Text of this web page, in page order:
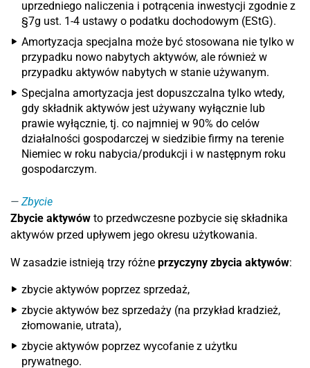
uprzedniego naliczenia i potrącenia inwestycji zgodnie z
§7g ust. 1-4 ustawy o podatku dochodowym (EStG).
Amortyzacja specjalna może być stosowana nie tylko w
przypadku nowo nabytych aktywów, ale również w
przypadku aktywów nabytych w stanie używanym.
Specjalna amortyzacja jest dopuszczalna tylko wtedy,
gdy składnik aktywów jest używany wyłącznie lub
prawie wyłącznie, tj. co najmniej w 90% do celów
działalności gospodarczej w siedzibie firmy na terenie
Niemiec w roku nabycia/produkcji i w następnym roku
gospodarczym.
Zbycie
Zbycie aktywów to przedwczesne pozbycie się składnika
aktywów przed upływem jego okresu użytkowania.
W zasadzie istnieją trzy różne przyczyny zbycia aktywów:
zbycie aktywów poprzez sprzedaż,
zbycie aktywów bez sprzedaży (na przykład kradzież,
złomowanie, utrata),
zbycie aktywów poprzez wycofanie z użytku
prywatnego.